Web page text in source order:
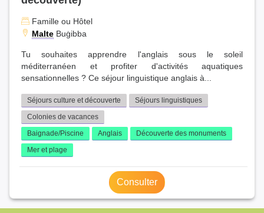
Famille ou Hôtel
Malte Buġibba
Tu souhaites apprendre l'anglais sous le soleil
méditerranéen et profiter d'activités aquatiques
sensationnelles ? Ce séjour linguistique anglais à...
Séjours culture et découverte
Séjours linguistiques
Colonies de vacances
Baignade/Piscine
Anglais
Découverte des monuments
Mer et plage
Consulter